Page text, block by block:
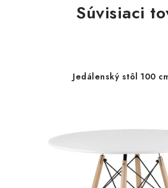
Súvisiaci
Jedálenský stôl 100